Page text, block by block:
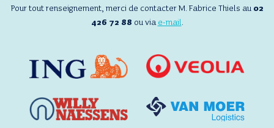
Pour tout renseignement, merci de contacter M. Fabrice Thiels au 02
426 72 88 ou viae-mail.